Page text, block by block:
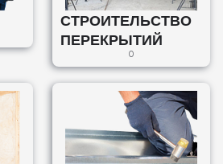
СТРОИТЕЛЬСТВО
ПЕРЕКРЫТИЙ
0